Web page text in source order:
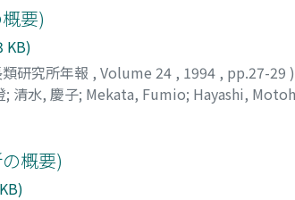
要)
KB)
研究所年報 , Volume 24 , 1994 , pp.27-29 )
; 清水, 慶子; Mekata, Fumio; Hayashi,
概要)